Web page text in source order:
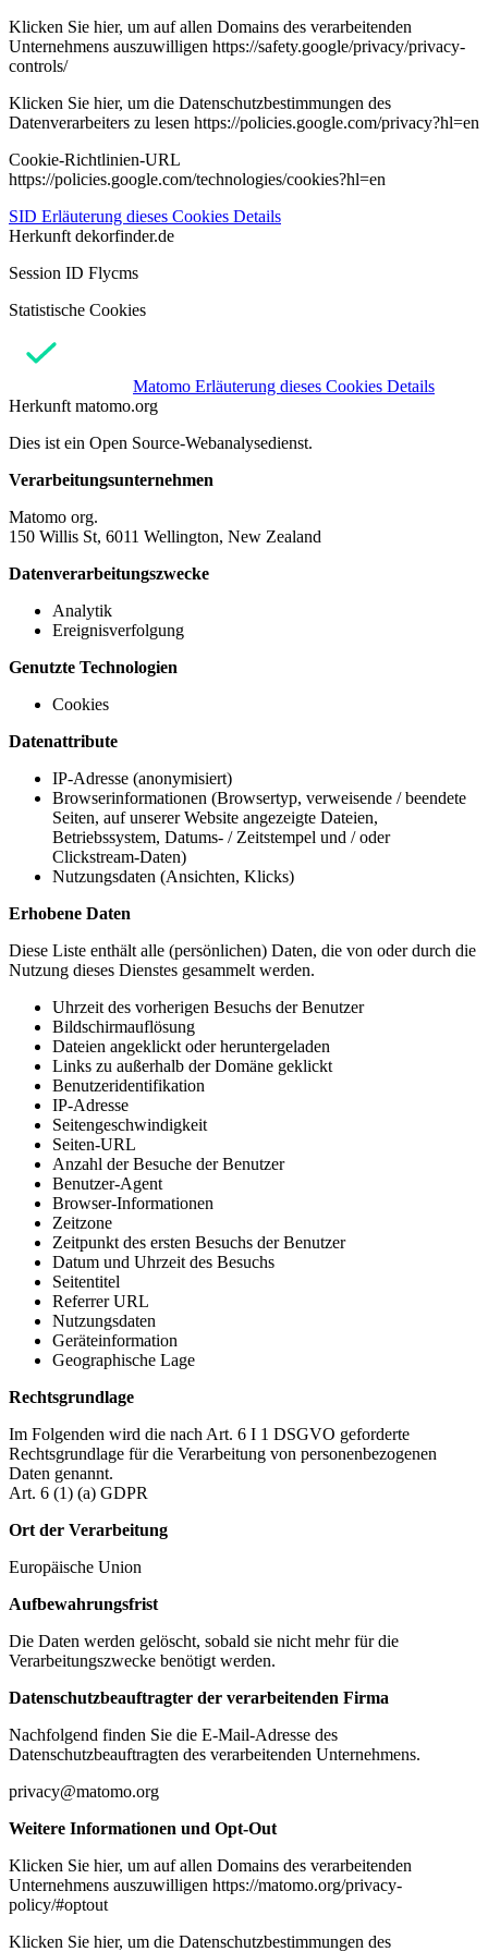
Klicken Sie hier, um auf allen Domains des verarbeitenden
Unternehmens auszuwilligen https://safety.google/privacy/privacy-
controls/
Klicken Sie hier, um die Datenschutzbestimmungen des
Datenverarbeiters zu lesen https://policies.google.com/privacy?hl=en
Cookie-Richtlinien-URL
https://policies.google.com/technologies/cookies?hl=en
SID Erläuterung dieses Cookies Details
Herkunft dekorfinder.de
Session ID Flycms
Statistische Cookies
Matomo Erläuterung dieses Cookies Details
Herkunft matomo.org
Dies ist ein Open Source-Webanalysedienst.
Verarbeitungsunternehmen
Matomo org.
150 Willis St, 6011 Wellington, New Zealand
Datenverarbeitungszwecke
Analytik
Ereignisverfolgung
Genutzte Technologien
Cookies
Datenattribute
IP-Adresse (anonymisiert)
Browserinformationen (Browsertyp, verweisende / beendete
Seiten, auf unserer Website angezeigte Dateien,
Betriebssystem, Datums- / Zeitstempel und / oder
Clickstream-Daten)
Nutzungsdaten (Ansichten, Klicks)
Erhobene Daten
Diese Liste enthält alle (persönlichen) Daten, die von oder durch die
Nutzung dieses Dienstes gesammelt werden.
Uhrzeit des vorherigen Besuchs der Benutzer
Bildschirmauflösung
Dateien angeklickt oder heruntergeladen
Links zu außerhalb der Domäne geklickt
Benutzeridentifikation
IP-Adresse
Seitengeschwindigkeit
Seiten-URL
Anzahl der Besuche der Benutzer
Benutzer-Agent
Browser-Informationen
Zeitzone
Zeitpunkt des ersten Besuchs der Benutzer
Datum und Uhrzeit des Besuchs
Seitentitel
Referrer URL
Nutzungsdaten
Geräteinformation
Geographische Lage
Rechtsgrundlage
Im Folgenden wird die nach Art. 6 I 1 DSGVO geforderte
Rechtsgrundlage für die Verarbeitung von personenbezogenen
Daten genannt.
Art. 6 (1) (a) GDPR
Ort der Verarbeitung
Europäische Union
Aufbewahrungsfrist
Die Daten werden gelöscht, sobald sie nicht mehr für die
Verarbeitungszwecke benötigt werden.
Datenschutzbeauftragter der verarbeitenden Firma
Nachfolgend finden Sie die E-Mail-Adresse des
Datenschutzbeauftragten des verarbeitenden Unternehmens.
privacy@matomo.org
Weitere Informationen und Opt-Out
Klicken Sie hier, um auf allen Domains des verarbeitenden
Unternehmens auszuwilligen https://matomo.org/privacy-
policy/#optout
Klicken Sie hier, um die Datenschutzbestimmungen des